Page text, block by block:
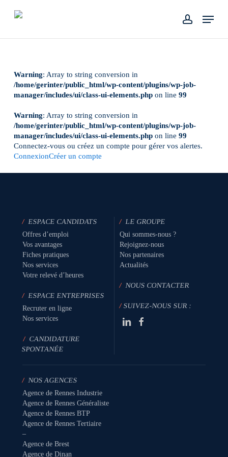
account
Menu
Warning: Array to string conversion in
/home/gerinter/public_html/wp-content/plugins/wp-job-
manager/includes/ui/class-ui-elements.phpon line 99
Warning: Array to string conversion in
/home/gerinter/public_html/wp-content/plugins/wp-job-
manager/includes/ui/class-ui-elements.phpon line 99
Connectez-vous ou créez un compte pour gérer vos alertes.
ConnexionCréer un compte
/ ESPACE CANDIDATS
Offres d’emploi
Vos avantages
Fiches pratiques
Nos services
Votre relevé d’heures
/ ESPACE ENTREPRISES
Recruter en ligne
Nos services
/ CANDIDATURE
SPONTANÉE
/ LE GROUPE
Qui sommes-nous ?
Rejoignez-nous
Nos partenaires
Actualités
/NOUS CONTACTER
/SUIVEZ-NOUS SUR :
/ NOS AGENCES
Agence de Rennes Industrie
Agence de Rennes Généraliste
Agence de Rennes BTP
Agence de Rennes Tertiaire
–
Agence de Brest
Agence de Dinan